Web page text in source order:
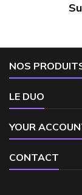
NOS
LE DUO
YOUR
CONTACT